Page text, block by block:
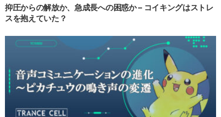
抑圧からの解放か、急成長への困惑か – コイキングはストレ
スを抱えていた？